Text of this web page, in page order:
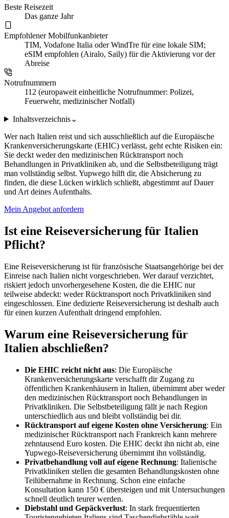
Beste Reisezeit
Das ganze Jahr
Empfohlener Mobilfunkanbieter
TIM, Vodafone Italia oder WindTre für eine lokale SIM;
eSIM empfohlen (Airalo, Saily) für die Aktivierung vor der
Abreise
Notrufnummern
112 (europaweit einheitliche Notrufnummer: Polizei,
Feuerwehr, medizinischer Notfall)
Inhaltsverzeichnis⌄
Wer nach Italien reist und sich ausschließlich auf die Europäische
Krankenversicherungskarte (EHIC) verlässt, geht echte Risiken ein:
Sie deckt weder den medizinischen Rücktransport noch
Behandlungen in Privatkliniken ab, und die Selbstbeteiligung trägt
man vollständig selbst. Yupwego hilft dir, die Absicherung zu
finden, die diese Lücken wirklich schließt, abgestimmt auf Dauer
und Art deines Aufenthalts.
Mein Angebot anfordern
Ist eine Reiseversicherung für Italien
Pflicht?
Eine Reiseversicherung ist für französische Staatsangehörige bei der
Einreise nach Italien nicht vorgeschrieben. Wer darauf verzichtet,
riskiert jedoch unvorhergesehene Kosten, die die EHIC nur
teilweise abdeckt: weder Rücktransport noch Privatkliniken sind
eingeschlossen. Eine dedizierte Reiseversicherung ist deshalb auch
für einen kurzen Aufenthalt dringend empfohlen.
Warum eine Reiseversicherung für
Italien abschließen?
Die EHIC reicht nicht aus: Die Europäische
Krankenversicherungskarte verschafft dir Zugang zu
öffentlichen Krankenhäusern in Italien, übernimmt aber weder
den medizinischen Rücktransport noch Behandlungen in
Privatkliniken. Die Selbstbeteiligung fällt je nach Region
unterschiedlich aus und bleibt vollständig bei dir.
Rücktransport auf eigene Kosten ohne Versicherung: Ein
medizinischer Rücktransport nach Frankreich kann mehrere
zehntausend Euro kosten. Die EHIC deckt ihn nicht ab, eine
Yupwego-Reiseversicherung übernimmt ihn vollständig.
Privatbehandlung voll auf eigene Rechnung: Italienische
Privatkliniken stellen die gesamten Behandlungskosten ohne
Teilübernahme in Rechnung. Schon eine einfache
Konsultation kann 150 € übersteigen und mit Untersuchungen
schnell deutlich teurer werden.
Diebstahl und Gepäckverlust: In stark frequentierten